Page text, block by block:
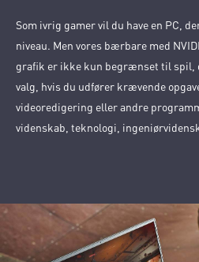
Som ivrig gamer vil du have en PC,
niveau. Men vores bærbare med
grafik er ikke kun begrænset til spil,
valg, hvis du udfører krævende
videoredigering eller andre
videnskab, teknologi,